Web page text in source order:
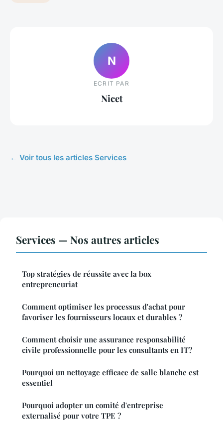
N
ECRIT PAR
Nicet
← Voir tous les articles Services
Services — Nos autres articles
Top stratégies de réussite avec la box
entrepreneuriat
Comment optimiser les processus d'achat pour
favoriser les fournisseurs locaux et durables ?
Comment choisir une assurance responsabilité
civile professionnelle pour les consultants en IT?
Pourquoi un nettoyage efficace de salle blanche est
essentiel
Pourquoi adopter un comité d'entreprise
externalisé pour votre TPE ?